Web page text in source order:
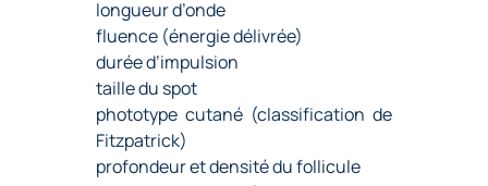
longueur d’onde
fluence (énergie délivrée)
durée d’impulsion
taille du spot
phototype cutané (classification de
Fitzpatrick)
profondeur et densité du follicule